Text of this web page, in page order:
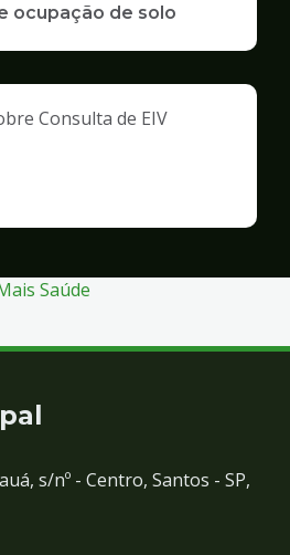
ocupação de solo
Saúde
s/nº - Centro, Santos - SP,